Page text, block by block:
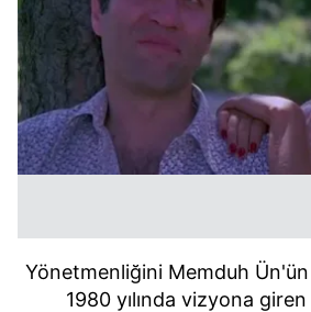
Yönetmenliğini Memduh Ün'ün
1980 yılında vizyona